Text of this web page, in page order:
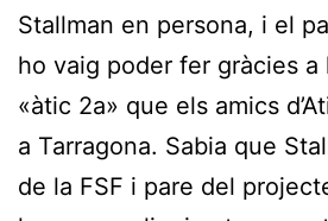
Stallman en persona, i el
ho vaig poder fer gràcies a
«àtic 2a» que els amics
a Tarragona. Sabia que
de la FSF i pare del